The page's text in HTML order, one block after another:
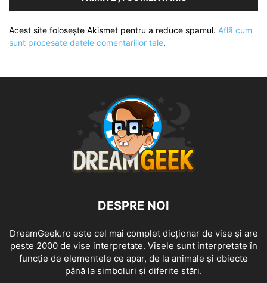
Acest site folosește Akismet pentru a reduce spamul. Află cum
sunt procesate datele comentariilor tale.
DESPRE NOI
DreamGeek.ro este cel mai complet dicționar de vise și are
peste 2000 de vise interpretate. Visele sunt interpretate în
funcție de elementele ce apar, de la animale și obiecte
până la simboluri și diferite stări.